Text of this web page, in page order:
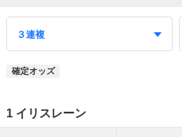
確定オッズ
1 イリスレーン